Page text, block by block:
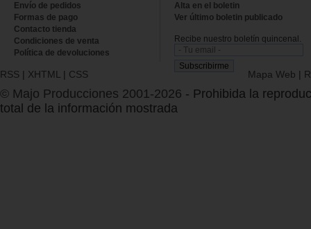
Envío de pedidos
Formas de pago
Contacto tienda
Condiciones de venta
Política de devoluciones
Alta en el boletin
Ver último boletin publicado
Recibe nuestro boletín quincenal.
RSS | XHTML | CSS Mapa Web |
© Majo Producciones 2001-2026 - Prohibida la
total de la información mostrada